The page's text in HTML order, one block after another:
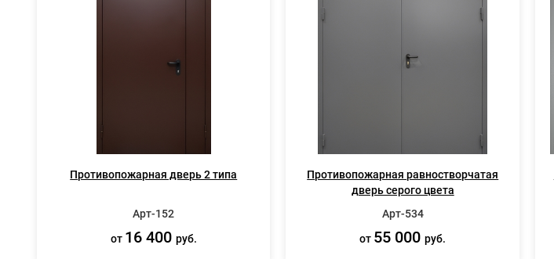
Противопожарная дверь 2 типа
Арт-152
от 16 400 руб.
Противопожарная равностворчатая
дверь серого цвета
Арт-534
от 55 000руб.